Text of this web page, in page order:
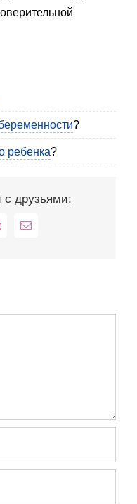
?
ребенка?
с друзьями:
Email